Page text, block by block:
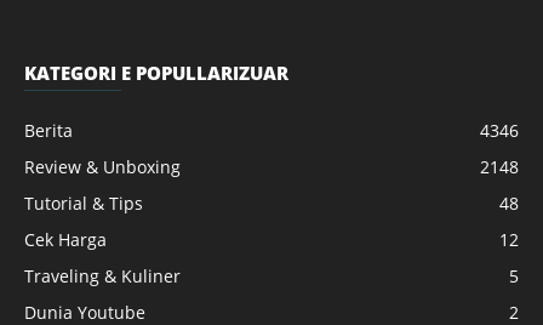
KATEGORI E POPULLARIZUAR
Berita
4346
Review & Unboxing
2148
Tutorial & Tips
48
Cek Harga
12
Traveling & Kuliner
5
Dunia Youtube
2